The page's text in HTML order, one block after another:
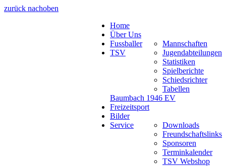
zurück nachoben
Home
Über Uns
Fussballer
Mannschaften
Jugendabteilungen
Statistiken
Spielberichte
Schiedsrichter
Tabellen
TSV
Baumbach 1946 EV
Freizeitsport
Bilder
Service
Downloads
Freundschaftslinks
Sponsoren
Terminkalender
TSV Webshop